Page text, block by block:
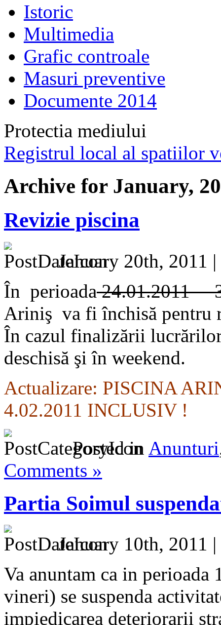
Istoric
Multimedia
Grafic controale
Masuri preventive
Documente 2014
Protectia mediului
Registrul local al spatiilor
Archive for January,
Revizie piscina
January 20th, 2011 |
În perioada24.01.2011 –
Ariniş va fi închisă pentru
În cazul finalizării
deschisă şi în weekend.
Actualizare: PISCINA
4.02.2011 INCLUSIV !
Posted in Anunturi
Comments »
Partia Soimul
January 10th, 2011 |
Va anuntam ca in
vineri) se suspenda
impiedicarea deteriorarii